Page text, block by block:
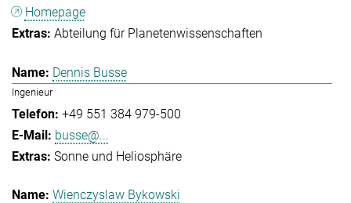
Homepage
Abteilung für Planetenwissenschaften
Dennis Busse
Ingenieur
+49 551 384 979-500
busse@...
Sonne und Heliosphäre
Wienczyslaw Bykowski